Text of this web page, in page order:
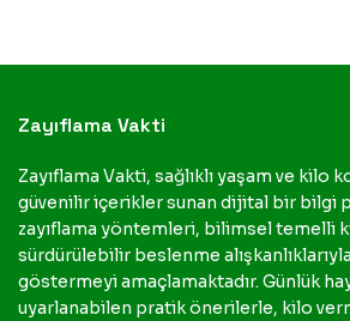
Zayıflama Vakti
Zayıflama Vakti, sağlıklı yaşam ve kilo
güvenilir içerikler sunan dijital bir bilgi
zayıflama yöntemleri, bilimsel temelli
sürdürülebilir beslenme
göstermeyi amaçlamaktadır. Günlük
uyarlanabilen pratik önerilerle, kilo